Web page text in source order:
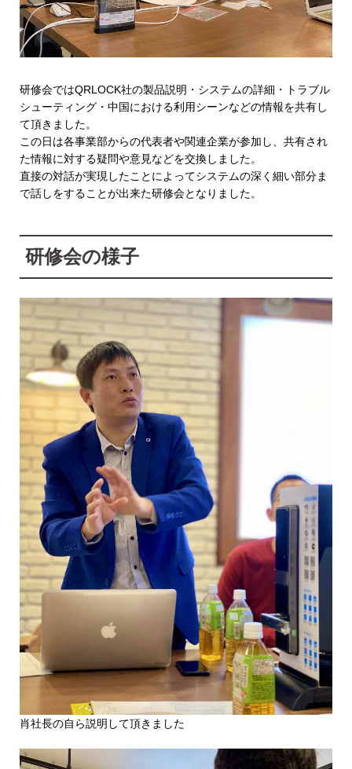
研修会ではQRLOCK社の製品説明・システムの詳細・トラブル
シューティング・中国における利用シーンなどの情報を共有し
て頂きました。
この日は各事業部からの代表者や関連企業が参加し、共有され
た情報に対する疑問や意見などを交換しました。
直接の対話が実現したことによってシステムの深く細い部分ま
で話しをすることが出来た研修会となりました。
研修会の様子
肖社長の自ら説明して頂きました